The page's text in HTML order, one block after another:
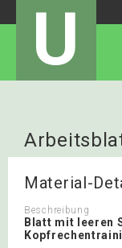
U
Stöcklein
Material-
Beschreibung
Blatt mit leeren